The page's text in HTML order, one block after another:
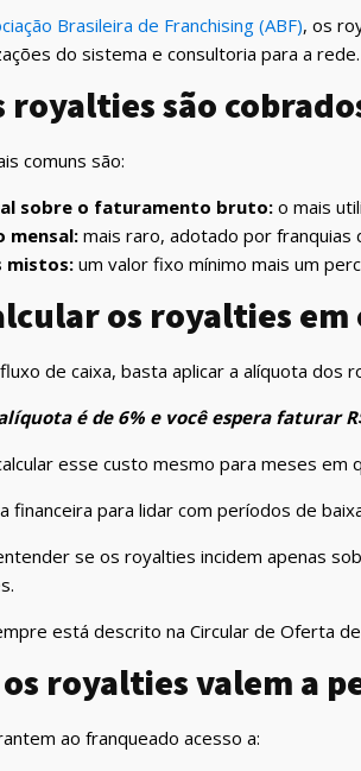
Brasileira de Franchising (ABF), os
do sistema e consultoria para a rede.
royalties são
comuns são:
sobre o faturamento bruto: o mais
mensal:mais raro, adotado por franquias
mistos:um valor fixo mínimo mais um
os royalties
de caixa, basta aplicar a alíquota
é de 6% e você espera faturar
esse custo mesmo para meses
financeira para lidar com períodos de
se os royalties incidem apenas
está descrito na Circular de Oferta
royalties valem a
ao franqueado acesso a: